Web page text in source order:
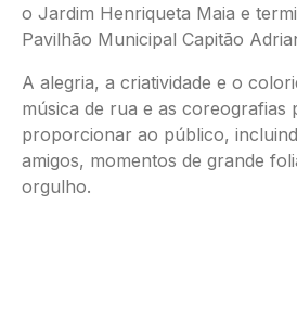
o Jardim Henriqueta Maia e
Pavilhão Municipal Capitão
A alegria, a criatividade e o
música de rua e as coreografias
proporcionar ao público,
amigos, momentos de grande
orgulho.